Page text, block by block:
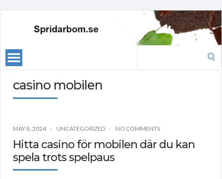
casino mobilen
MAY 8, 2024 UNCATEGORIZED NO COMMENTS
Hitta casino för mobilen där du kan
spela trots spelpaus